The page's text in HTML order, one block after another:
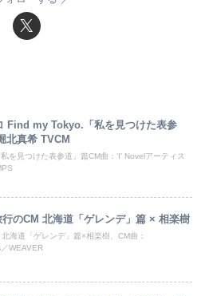
Find my Tokyo.「私を見つけた表参
北真希 TVCM
を見つけた表参道」篇CM曲：‘I’ Novelアーティス
のCM 北海道「ゲレンデ」篇 × 相楽樹
海道「ゲレンデ」篇×相楽樹、CM曲：
WEAVER